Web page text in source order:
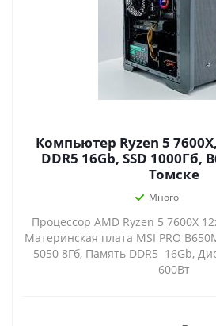
Компьютер Ryzen 5
DDR5 16Gb, SSD 1000Гб, B650. Купить в
Томске
Много
Процессор AMD Ryzen 5 7600X
Материнская плата MSI PRO
5050 8Гб, Память DDR5 16Gb,
600Вт